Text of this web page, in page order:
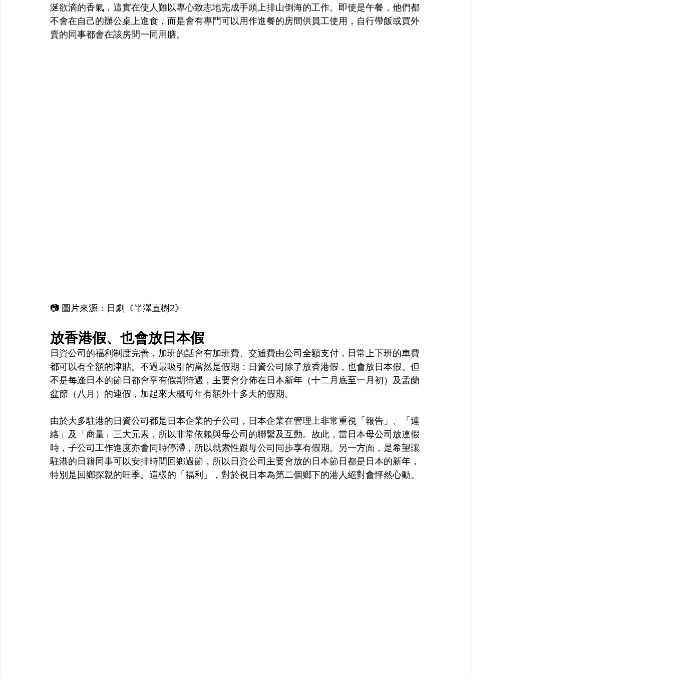
涎欲滴的香氣，這實在使人難以專心致志地完成手頭上排山倒海的工作。即使是午餐，他們都
不會在自己的辦公桌上進食，而是會有專門可以用作進餐的房間供員工使用，自行帶飯或買外
賣的同事都會在該房間一同用膳。
📷 圖片來源：日劇《半澤直樹2》
放香港假、也會放日本假
日資公司的福利制度完善，加班的話會有加班費、交通費由公司全額支付，日常上下班的車費
都可以有全額的津貼。不過最吸引的當然是假期：日資公司除了放香港假，也會放日本假。但
不是每逢日本的節日都會享有假期待遇，主要會分佈在日本新年（十二月底至一月初）及盂蘭
盆節（八月）的連假，加起來大概每年有額外十多天的假期。
由於大多駐港的日資公司都是日本企業的子公司，日本企業在管理上非常重視「報告」、「連
絡」及「商量」三大元素，所以非常依賴與母公司的聯繫及互動。故此，當日本母公司放連假
時，子公司工作進度亦會同時停滯，所以就索性跟母公司同步享有假期。另一方面，是希望讓
駐港的日籍同事可以安排時間回鄉過節，所以日資公司主要會放的日本節日都是日本的新年，
特別是回鄉探親的旺季。這樣的「福利」，對於視日本為第二個鄉下的港人絕對會怦然心動。